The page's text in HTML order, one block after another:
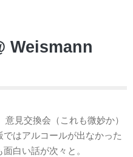
Weismann
見交換会（これも微妙か）
はアルコールが出なかった
白い話が次々と。